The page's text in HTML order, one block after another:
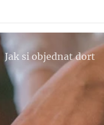
Jak si objednat dort ♥